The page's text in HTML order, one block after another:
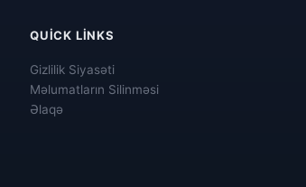
QUICK LINKS
Gizlilik Siyasəti
Məlumatların Silinməsi
Əlaqə